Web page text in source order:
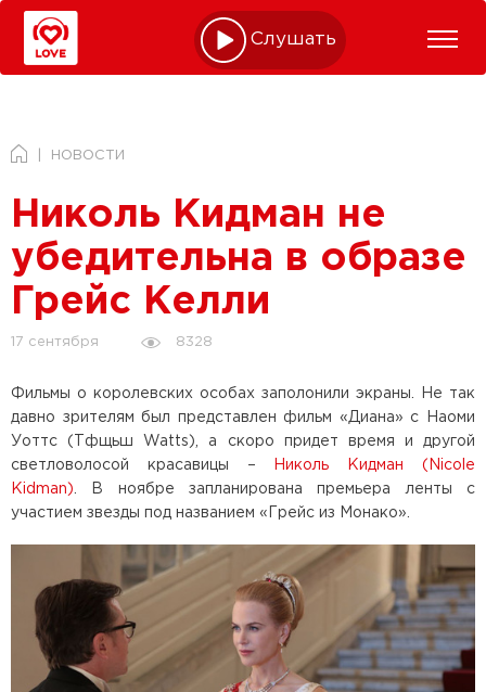
Слушать online
НОВОСТИ
Николь Кидман не
убедительна в образе
Грейс Келли
17 сентября 8328
Фильмы о королевских особах заполонили экраны. Не так
давно зрителям был представлен фильм «Диана» с Наоми
Уоттс (Тфщьш Watts), а скоро придет время и другой
светловолосой красавицы –
Николь Кидман (Nicole
Kidman) . В ноябре запланирована премьера ленты с
участием звезды под названием «Грейс из Монако».